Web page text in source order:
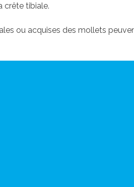
crête tibiale.
ou acquises des mollets